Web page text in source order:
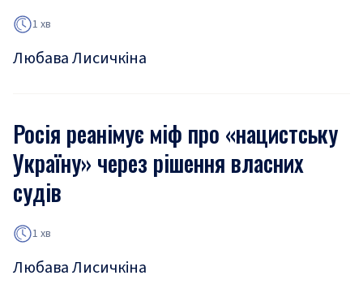
1 хв
Любава Лисичкіна
Росія реанімує міф про «нацистську
Україну» через рішення власних
судів
1 хв
Любава Лисичкіна